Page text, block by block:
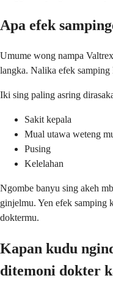
Apa efek
Umume wong nampa
langka. Nalika efek samping
Iki sing paling asring
Sakit kepala
Mual utawa weteng
Pusing
Kelelahan
Ngombe banyu sing akeh
ginjelmu. Yen efek samping
doktermu.
Kapan kudu
ditemoni dokter